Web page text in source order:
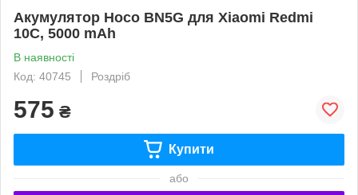
Акумулятор Hoco BN5G для Xiaomi Redmi
10C, 5000 mAh
В наявності
Код: 40745
Роздріб
575 ₴
Купити
або